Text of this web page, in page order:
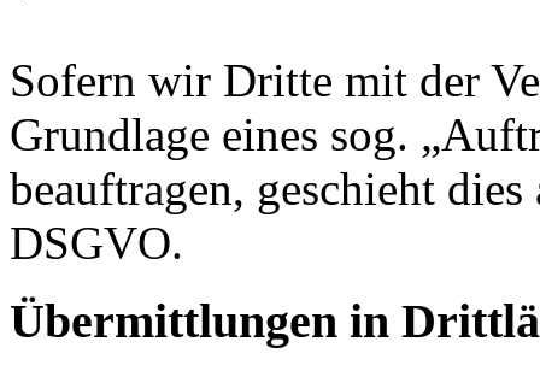
Sofern wir Dritte mit der
Grundlage eines sog.
beauftragen, geschieht
DSGVO.
Übermittlungen in